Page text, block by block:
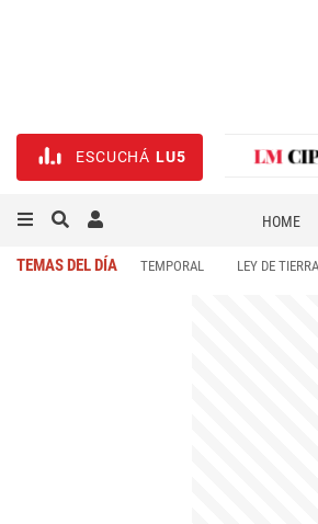
ESCUCHÁ LU5
HOME
TEMAS DEL DÍA TEMPORAL LEY DE